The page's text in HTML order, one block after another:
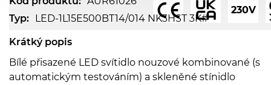
Typ: LED-1L15E500BT14/014 NK3HST 3K#
Krátký popis
Bílé přisazené LED svítidlo nouzové kombinované (s
automatickým testováním) a skleněné stínidlo
230V